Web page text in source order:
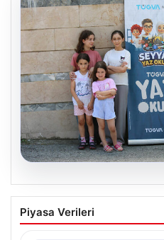
06.08.2026
TÜGVA’dan
şenlikleri
Piyasa Verileri